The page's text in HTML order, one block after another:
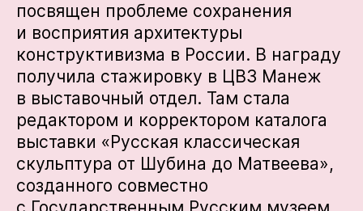
посвящен проблеме сохранения
и восприятия архитектуры
конструктивизма в России. В награду
получила стажировку в ЦВЗ Манеж
в выставочный отдел. Там стала
редактором и корректором каталога
выставки «Русская классическая
скульптура от Шубина до Матвеева»,
созданного совместно